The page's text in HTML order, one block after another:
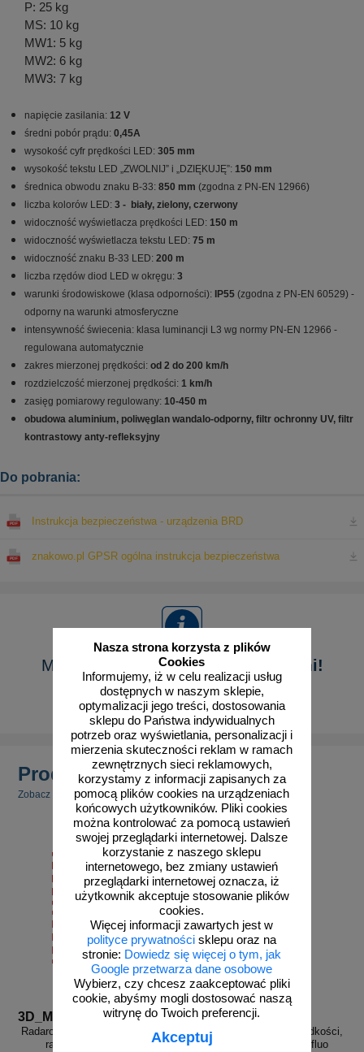
Nasza strona korzysta z plików
Cookies
Informujemy, iż w celu realizacji usług
dostępnych w naszym sklepie,
optymalizacji jego treści, dostosowania
sklepu do Państwa indywidualnych
potrzeb oraz wyświetlania, personalizacji i
mierzenia skuteczności reklam w ramach
zewnętrznych sieci reklamowych,
korzystamy z informacji zapisanych za
pomocą plików cookies na urządzeniach
końcowych użytkowników. Pliki cookies
można kontrolować za pomocą ustawień
swojej przeglądarki internetowej. Dalsze
korzystanie z naszego sklepu
internetowego, bez zmiany ustawień
przeglądarki internetowej oznacza, iż
użytkownik akceptuje stosowanie plików
cookies.
Więcej informacji zawartych jest w
polityce prywatności sklepu oraz na
stronie: Dowiedz się więcej o tym, jak
Google przetwarza dane osobowe
Wybierz, czy chcesz zaakceptować pliki
cookie, abyśmy mogli dostosować naszą
witrynę do Twoich preferencji.
Akceptuj
P: 25 kg
MS: 10 kg
MW1: 5 kg
MW2: 6 kg
MW3: 7 kg
napięcie zasilania: 12 V
średni pobór prądu: 0,45A
wysokość cyfr prędkości LED: 305 mm
wysokość tekstu LED „ZWOLNIJ” i „DZIĘKUJĘ”: 150 mm
średnica obwodu znaku B-33: 850 mm (zgodna z PN-EN 12966)
liczba kolorów LED: 3 - biały, zielony, czerwony
widoczność wyświetlacza prędkości LED: 150 m
widoczność wyświetlacza tekstu LED: 75 m
widoczność znaku B-33 LED: 200 m
liczba rzędów diod LED w okręgu: 3
warunki środowiskowe (klasa odporności): IP55 (zgodna z PN-EN 60529) -
odporny na warunki atmosferyczne
intensywność świecenia: klasa luminancji L3 wg normy PN-EN 12966 -
regulowana automatycznie
zakres mierzonej prędkości: od 2 do 200 km/h
rozdzielczość mierzonej prędkości: 1 km/h
zasięg pomiarowy regulowany: 10-450 m
obudowa aluminium, poliwęglan wandalo-odporny, filtr ochronny UV, filtr
kontrastowy anty-refleksyjny
Do pobrania:
Instrukcja bezpieczeństwa - urządzenia BRD
znakowo.pl GPSR ogólna instrukcja bezpieczeństwa
Masz pytanie? Skontaktuj się z nami!
Pokaż formularz
Produkty powiązane
Zobacz inne powiązane produkty.
3D_MP-DP1
Radarowy wyświetlacz prędkości,
radar drogowy MP-DP1
3D_MP-DP1 fluo
Radarowy wyświetlacz prędkości,
radar drogowy MP-DP1 fluo